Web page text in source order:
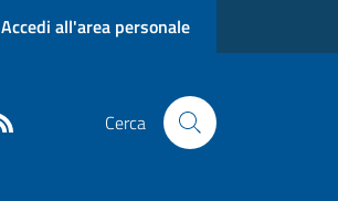
Accedi all'area personale
Cerca